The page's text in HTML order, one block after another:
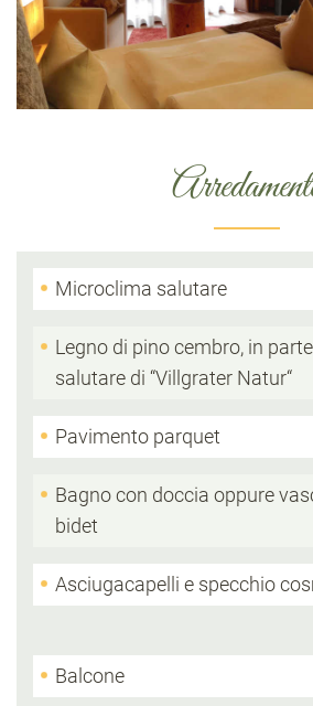
Microclima salutare
Legno di pino cembro, in
salutare di “Villgrater Natur“
Pavimento parquet
Bagno con doccia oppure
bidet
Asciugacapelli e specchio
Balcone